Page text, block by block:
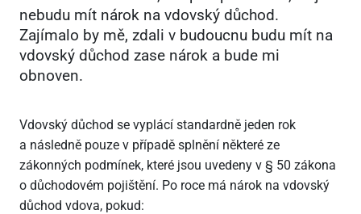
nebudu mít nárok na vdovský důchod.
Zajímalo by mě, zdali v budoucnu budu mít na
vdovský důchod zase nárok a bude mi
obnoven.
Vdovský důchod se vyplácí standardně jeden rok
a následně pouze v případě splnění některé ze
zákonných podmínek, které jsou uvedeny v § 50 zákona
o důchodovém pojištění. Po roce má nárok na vdovský
důchod vdova, pokud: